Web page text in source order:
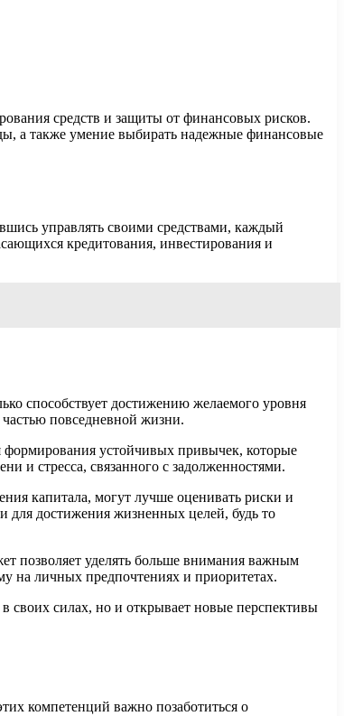
средств и защиты от финансовых рисков.
а также умение выбирать надежные финансовые
управлять своими средствами, каждый
кредитования, инвестирования и
способствует достижению желаемого уровня
повседневной жизни.
устойчивых привычек, которые
и стресса, связанного с задолженностями.
капитала, могут лучше оценивать риски и
для достижения жизненных целей, будь то
позволяет уделять больше внимания важным
на личных предпочтениях и приоритетах.
своих силах, но и открывает новые перспективы
компетенций важно позаботиться о